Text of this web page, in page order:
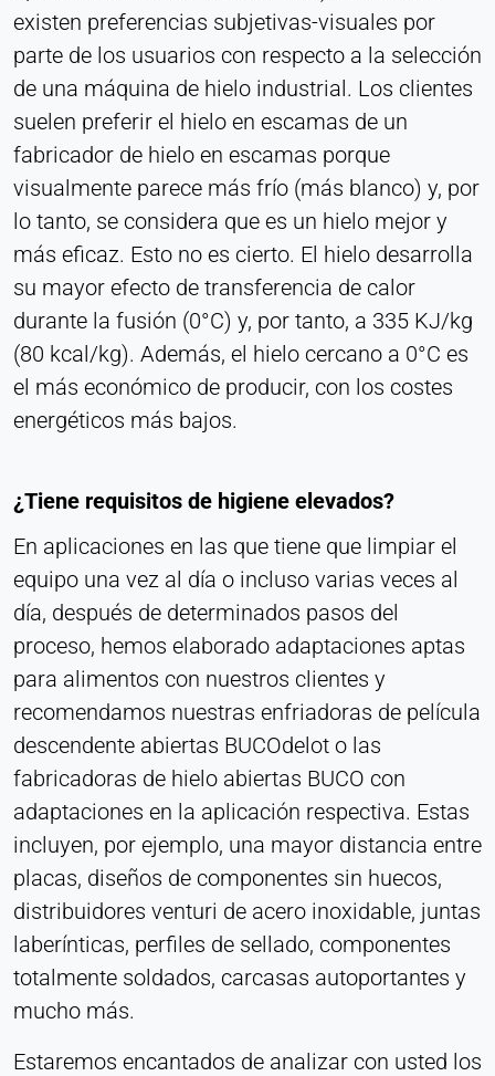
existen preferencias subjetivas-visuales por
parte de los usuarios con respecto a la selección
de una máquina de hielo industrial. Los clientes
suelen preferir el hielo en escamas de un
fabricador de hielo en escamas porque
visualmente parece más frío (más blanco) y, por
lo tanto, se considera que es un hielo mejor y
más eficaz. Esto no es cierto. El hielo desarrolla
su mayor efecto de transferencia de calor
durante la fusión (0°C) y, por tanto, a 335 KJ/kg
(80 kcal/kg). Además, el hielo cercano a 0°C es
el más económico de producir, con los costes
energéticos más bajos.
¿Tiene requisitos de higiene elevados?
En aplicaciones en las que tiene que limpiar el
equipo una vez al día o incluso varias veces al
día, después de determinados pasos del
proceso, hemos elaborado adaptaciones aptas
para alimentos con nuestros clientes y
recomendamos nuestras enfriadoras de película
descendente abiertas BUCOdelot o las
fabricadoras de hielo abiertas BUCO con
adaptaciones en la aplicación respectiva. Estas
incluyen, por ejemplo, una mayor distancia entre
placas, diseños de componentes sin huecos,
distribuidores venturi de acero inoxidable, juntas
laberínticas, perfiles de sellado, componentes
totalmente soldados, carcasas autoportantes y
mucho más.
Estaremos encantados de analizar con usted los
Cookie duration:
Sesión
MARKETING
Utilizados para medir la eficacia del marketing e
identificar a los visitantes relacionados con el
LinkedIn
bcookie, li_gc, lidc
Provider:
Corporación LinkedIn
Cookie duration:
Leadinfo
Name:
_li_id.#, _li_id.#.expires, _li_ses.#,
_li_ses.#.expires, _li_ses.#.expires,
snowplowOutQueue_#_post2,
Provider:
Identificación de empresa (B2B)
Cookie duration:
Persistente
Hotjar
hjSession#, hjSessionUser#,